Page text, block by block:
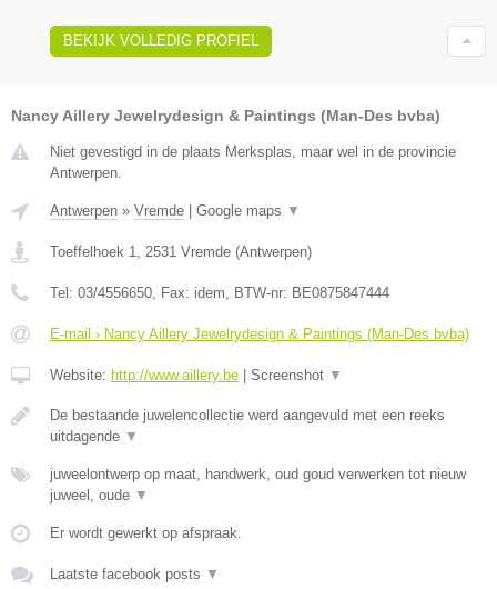
BEKIJK VOLLEDIG PROFIEL
Nancy Aillery Jewelrydesign & Paintings (Man-Des bvba)
Niet gevestigd in de plaats Merksplas, maar wel in de provincie
Antwerpen.
Antwerpen » Vremde | Google maps ▼
Toeffelhoek 1 2531 Vremde (Antwerpen)
Tel: 03/4556650 , Fax: idem , BTW-nr: BE0875847444
E-mail › Nancy Aillery Jewelrydesign & Paintings (Man-Des bvba)
Website: http://www.aillery.be | Screenshot ▼
De bestaande juwelencollectie werd aangevuld met een reeks
uitdagende ▼
juweelontwerp op maat, handwerk, oud goud verwerken tot nieuw
juweel, oude ▼
Er wordt gewerkt op afspraak.
Laatste facebook posts ▼